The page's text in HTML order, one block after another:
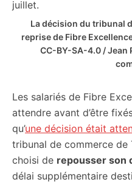
La décision du tribunal
reprise de Fibre
CC-BY-SA-4.0 / Jean
Les salariés de Fibre
attendre avant d’être
qu’une décision était
tribunal de commerce de
choisi de repousser son
délai supplémentaire